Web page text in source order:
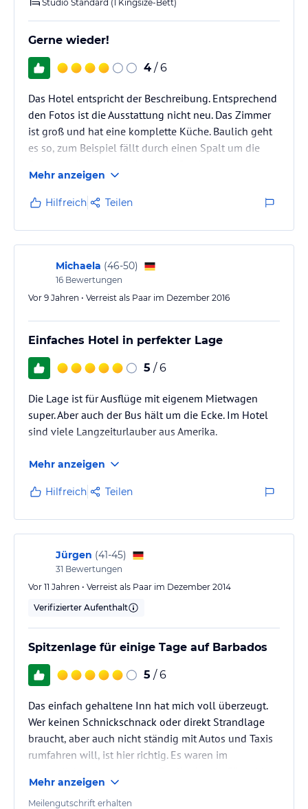
Poolbar, an der verschiedene Erfrischungsgetränke serviert
werden.
Hinweis: Verfasst von HolidayCheck mit Hilfe von KI. Alle
Angaben ohne Gewähr. Bitte lies vor der Buchung die
verbindlichenAngebotsdetails des jeweiligen Veranstalters.
Studio Standard (1 Kingsize-Bett)
Gerne wieder!
4 / 6
Das Hotel entspricht der Beschreibung. Entsprechend
den Fotos ist die Ausstattung nicht neu. Das Zimmer
ist groß und hat eine komplette Küche. Baulich geht
es so, zum Beispiel fällt durch einen Spalt um die
alles nicht gestört. Schöner Pool mit ausreichend
Liegen. Ein kleines Einkaufscenter ist in 2 Minuten zu
erreichen, Einkaufen, Essen, Take Away. Am Strand
mehrere Lokale, eines sehr gut. Wir waren hier 2 Tage
vor der Kreuzfahrt und haben uns sehr wohl gefühlt.
Mehr anzeigen
Hilfreich Teilen
Michaela (46-50)
16 Bewertungen
Vor 9 Jahren • Verreist als Paar im Dezember 2016
Einfaches Hotel in perfekter Lage
5 / 6
Die Lage ist für Ausflüge mit eigenem Mietwagen
super. Aber auch der Bus hält um die Ecke. Im Hotel
sind viele Langzeiturlauber aus Amerika.
Mehr anzeigen
Hilfreich Teilen
Jürgen (41-45)
31 Bewertungen
Vor 11 Jahren • Verreist als Paar im Dezember 2014
Verifizierter Aufenthalt
Spitzenlage für einige Tage auf Barbados
5 / 6
Das einfach gehaltene Inn hat mich voll überzeugt.
Wer keinen Schnickschnack oder direkt Strandlage
braucht, aber auch nicht ständig mit Autos und Taxis
rumfahren will, ist hier richtig. Es waren im
Das Zimmer ist sauber und gross, es gleicht einem
Mehr anzeigen
Meilengutschrift erhalten